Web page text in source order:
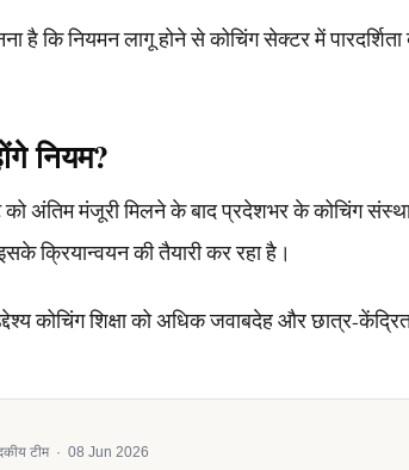
है कि नियमन लागू होने से कोचिंग सेक्टर में
नियम?
को अंतिम मंजूरी मिलने के बाद प्रदेशभर के कोचिंग
क्रियान्वयन की तैयारी कर रहा है।
कोचिंग शिक्षा को अधिक जवाबदेह और छात्र-
टीम · 08 Jun 2026